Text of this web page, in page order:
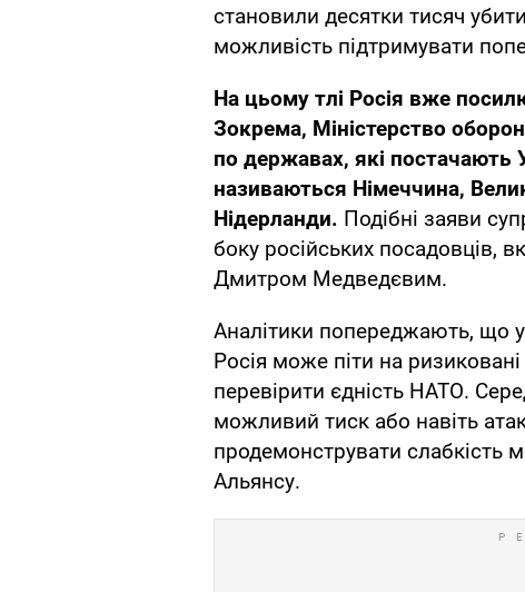
становили десятки тисяч
можливість підтримувати
На цьому тлі Росія вже
Зокрема, Міністерство
по державах, які постачають
називаються Німеччина,
Нідерланди. Подібні заяви
боку російських посадовців,
Дмитром Медведєвим.
Аналітики попереджають, що у
Росія може піти на
перевірити єдність НАТО.
можливий тиск або навіть
продемонструвати слабкість
Альянсу.